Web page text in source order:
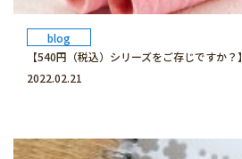
blog
【540円（税込）シリーズをご存じですか？】
2022.02.21